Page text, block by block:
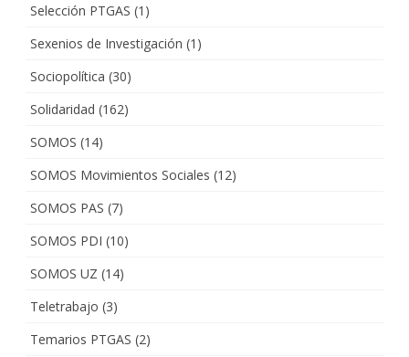
Selección PTGAS (1)
Sexenios de Investigación (1)
Sociopolítica (30)
Solidaridad (162)
SOMOS (14)
SOMOS Movimientos Sociales (12)
SOMOS PAS (7)
SOMOS PDI (10)
SOMOS UZ (14)
Teletrabajo (3)
Temarios PTGAS (2)